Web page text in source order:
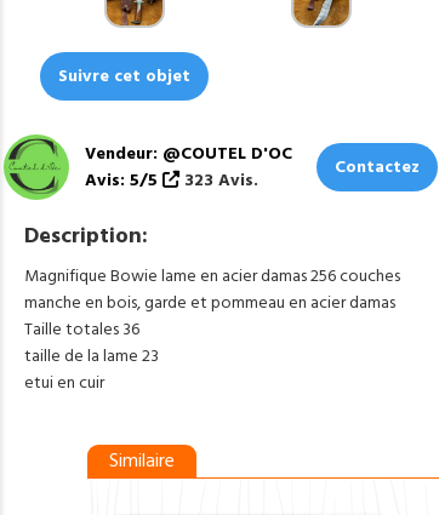
Suivre cet objet
Vendeur: @COUTEL D'OC
Avis: 5/5
323 Avis.
Contactez
Description:
Magnifique Bowie lame en acier damas 256 couches
manche en bois, garde et pommeau en acier damas
Taille totales 36
taille de la lame 23
etui en cuir
Similaire